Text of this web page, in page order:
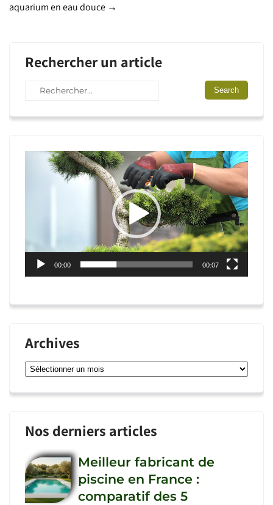
aquarium en eau douce →
Rechercher un article
Lecteur
00:00 00:07
Archives
Archives
Nos derniers articles
Meilleur fabricant de
piscine en France :
comparatif des 5